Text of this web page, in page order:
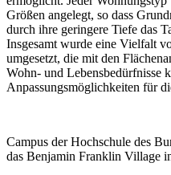
Größen angelegt, so dass
durch ihre geringere Tiefe das
Insgesamt wurde eine Vielfalt
umgesetzt, die mit den
Wohn- und Lebensbedürfnisse
Anpassungsmöglichkeiten für
Campus der Hochschule des
das Benjamin Franklin Village